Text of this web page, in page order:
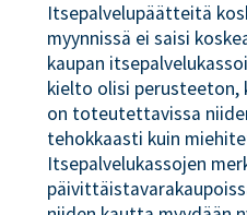
Itsepalvelupäätteitä
myynnissä ei saisi
kaupan
kielto olisi perusteeton,
on toteutettavissa
tehokkaasti kuin
Itsepalvelukassojen